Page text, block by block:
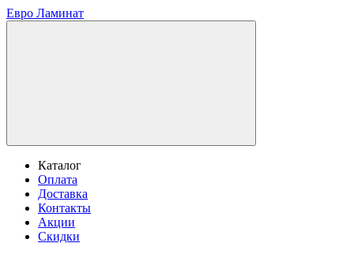
Евро Ламинат
Каталог
Оплата
Доставка
Контакты
Акции
Скидки